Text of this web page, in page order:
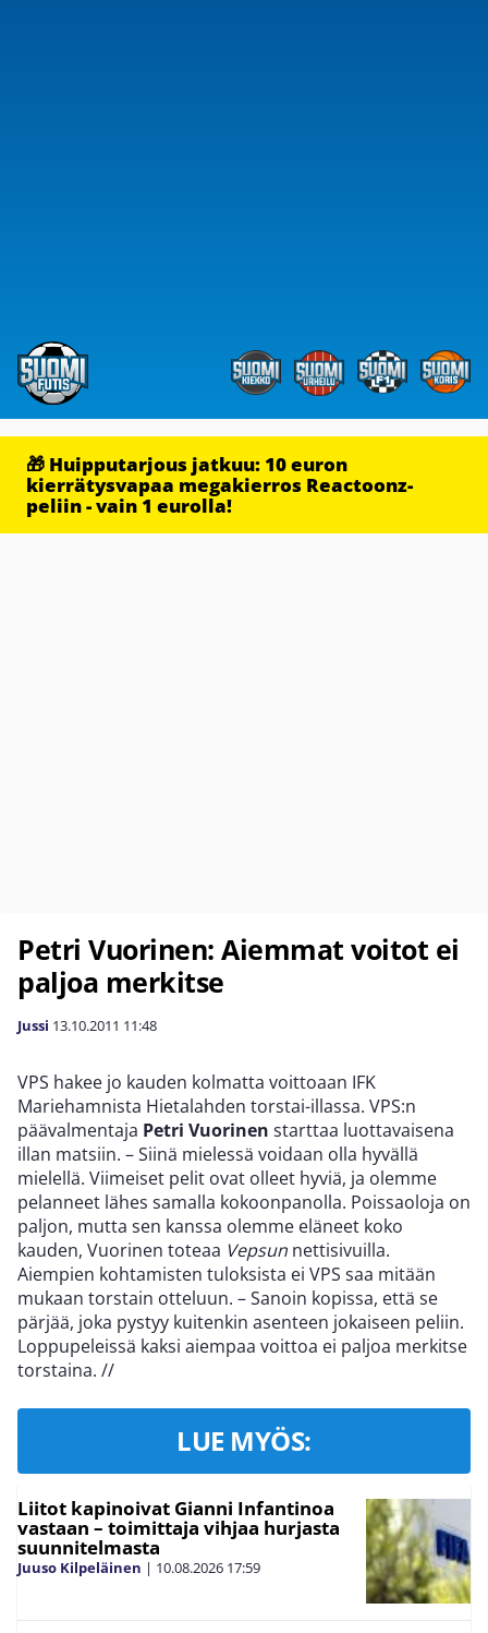
🎁 Huipputarjous jatkuu: 10 euron
kierrätysvapaa megakierros Reactoonz-
peliin - vain 1 eurolla!
Petri Vuorinen: Aiemmat voitot ei
paljoa merkitse
Jussi 13.10.2011 11:48
VPS hakee jo kauden kolmatta voittoaan IFK
Mariehamnista Hietalahden torstai-illassa. VPS:n
päävalmentaja Petri Vuorinen starttaa luottavaisena
illan matsiin. – Siinä mielessä voidaan olla hyvällä
mielellä. Viimeiset pelit ovat olleet hyviä, ja olemme
pelanneet lähes samalla kokoonpanolla. Poissaoloja on
paljon, mutta sen kanssa olemme eläneet koko
kauden, Vuorinen toteaa Vepsun nettisivuilla.
Aiempien kohtamisten tuloksista ei VPS saa mitään
mukaan torstain otteluun. – Sanoin kopissa, että se
pärjää, joka pystyy kuitenkin asenteen jokaiseen peliin.
Loppupeleissä kaksi aiempaa voittoa ei paljoa merkitse
torstaina. //
LUE MYÖS:
Liitot kapinoivat Gianni Infantinoa
vastaan – toimittaja vihjaa hurjasta
suunnitelmasta
Juuso Kilpeläinen | 10.08.2026 17:59